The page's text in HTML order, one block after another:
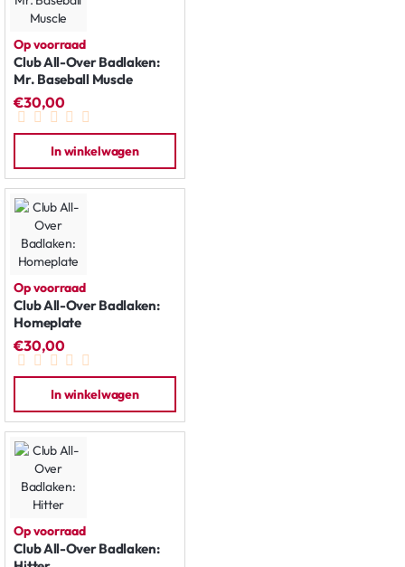
Op voorraad
Club All-Over Badlaken:
Mr. Baseball Muscle
€30,00
In winkelwagen
Op voorraad
Club All-Over Badlaken:
Homeplate
€30,00
In winkelwagen
Op voorraad
Club All-Over Badlaken: